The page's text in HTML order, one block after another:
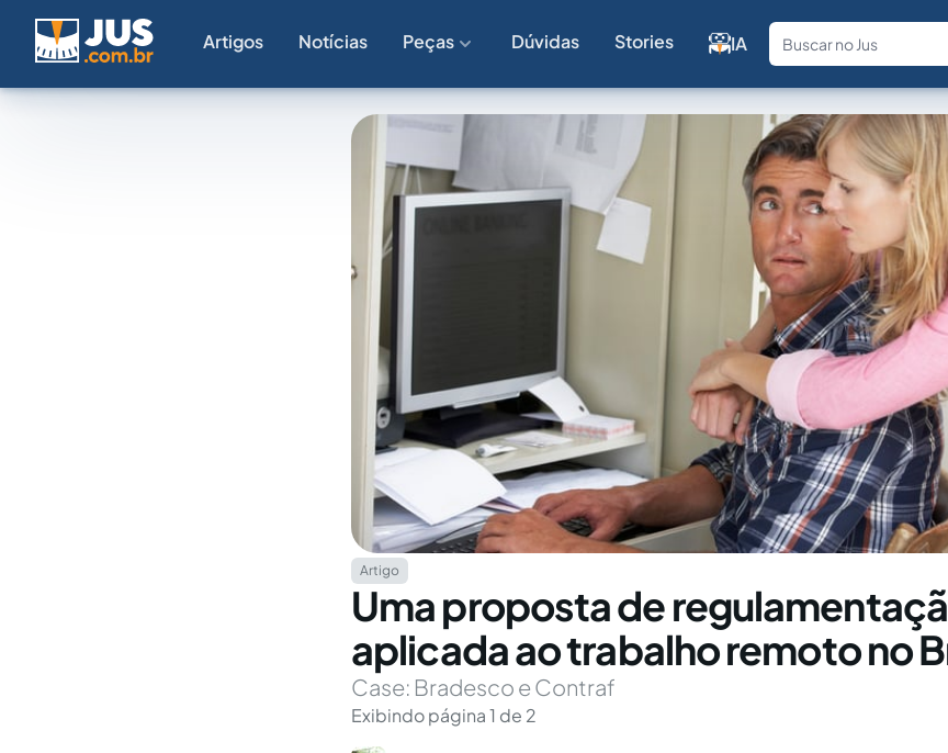
Artigos Notícias Peças Dúvidas Stories IA
Fale
Artigo
Uma proposta de
aplicada ao trabalho remoto no
Case: Bradesco e Contraf
Exibindo página 1 de 2